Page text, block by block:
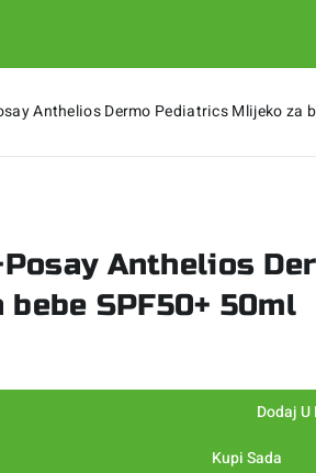
Anthelios Dermo Pediatrics Mlijeko za
Posay Anthelios
SPF50+ 50ml
Dodaj U
Kupi Sada